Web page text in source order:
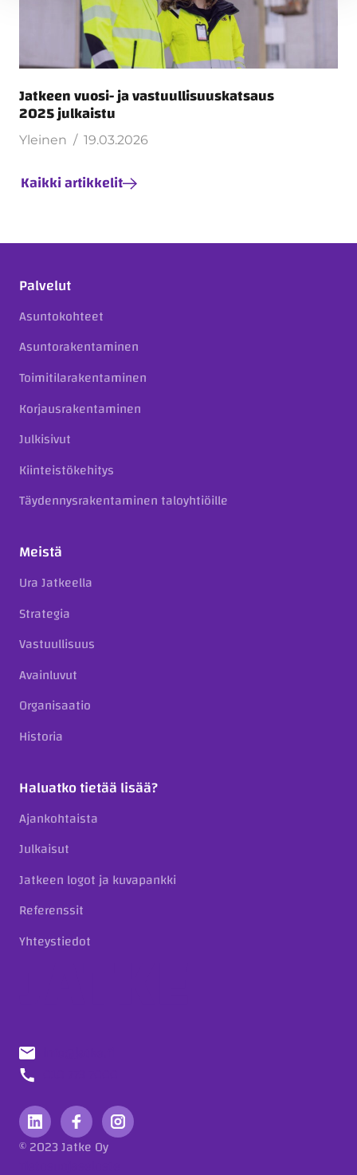
Jatkeen vuosi- ja vastuullisuuskatsaus
2025 julkaistu
Yleinen 19.03.2026
Kaikki artikkelit
Palvelut
Asuntokohteet
Asuntorakentaminen
Toimitilarakentaminen
Korjausrakentaminen
Julkisivut
Kiinteistökehitys
Täydennysrakentaminen taloyhtiöille
Meistä
Ura Jatkeella
Strategia
Vastuullisuus
Avainluvut
Organisaatio
Historia
Haluatko tietää lisää?
Ajankohtaista
Julkaisut
Jatkeen logot ja kuvapankki
Referenssit
Yhteystiedot
© 2023 Jatke Oy